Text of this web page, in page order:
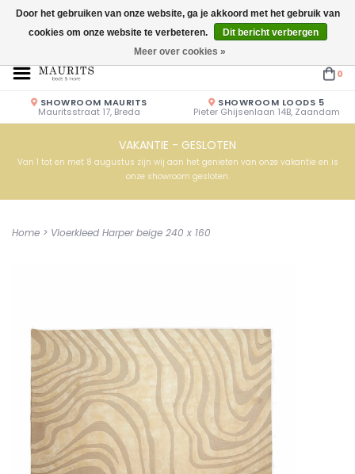
Openingstijden: Vrijdag & Zaterdag 10.00u - 17.00u of op afspraak!
0
SHOWROOM MAURITS
Mauritsstraat 17, Breda
SHOWROOM LOODS 5
Pieter Ghijsenlaan 14B, Zaandam
VAKANTIE - GESLOTEN
Van 1 tot en met 8 augustus zijn wij aan het genieten van onze vakantie en is
onze showroom gesloten.
Home > Vloerkleed Harper beige 240 x 160
Door het gebruiken van onze website, ga je akkoord met het gebruik van
cookies om onze website te verbeteren.
Dit bericht verbergen
Meer over cookies »